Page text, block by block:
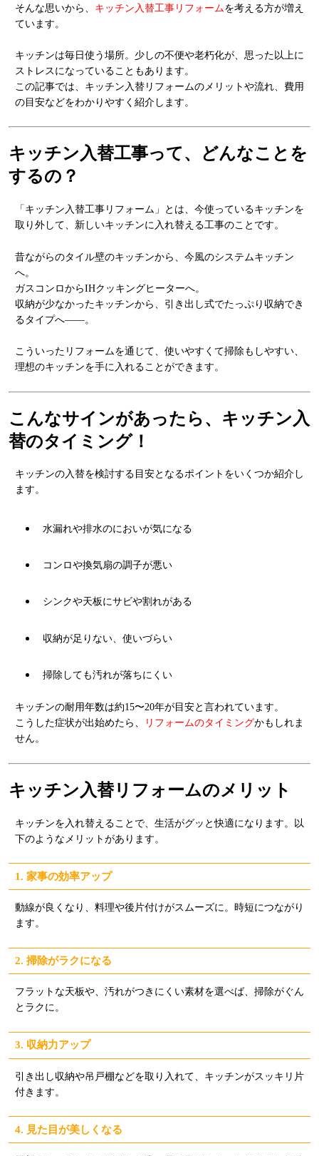
そんな思いから、 キッチン入替工事リフォームを考える方が増え
ています。
キッチンは毎日使う場所。少しの不便や老朽化が、思った以上に
ストレスになっていることもあります。
この記事では、キッチン入替リフォームのメリットや流れ、費用
の目安などをわかりやすく紹介します。
キッチン入替工事って、どんなことを
するの？
「キッチン入替工事リフォーム」とは、今使っているキッチンを
取り外して、新しいキッチンに入れ替える工事のことです。
昔ながらのタイル壁のキッチンから、今風のシステムキッチン
へ。
ガスコンロからIHクッキングヒーターへ。
収納が少なかったキッチンから、引き出し式でたっぷり収納でき
るタイプへ――。
こういったリフォームを通じて、使いやすくて掃除もしやすい、
理想のキッチンを手に入れることができます。
こんなサインがあったら、キッチン入
替のタイミング！
キッチンの入替を検討する目安となるポイントをいくつか紹介し
ます。
水漏れや排水のにおいが気になる
コンロや換気扇の調子が悪い
シンクや天板にサビや割れがある
収納が足りない、使いづらい
掃除しても汚れが落ちにくい
キッチンの耐用年数は約15〜20年が目安と言われています。
こうした症状が出始めたら、
リフォームのタイミングかもしれま
せん。
キッチン入替リフォームのメリット
キッチンを入れ替えることで、生活がグッと快適になります。以
下のようなメリットがあります。
1. 家事の効率アップ
動線が良くなり、料理や後片付けがスムーズに。時短につながり
ます。
2. 掃除がラクになる
フラットな天板や、汚れがつきにくい素材を選べば、掃除がぐん
とラクに。
3. 収納力アップ
引き出し収納や吊戸棚などを取り入れて、キッチンがスッキリ片
付きます。
4. 見た目が美しくなる